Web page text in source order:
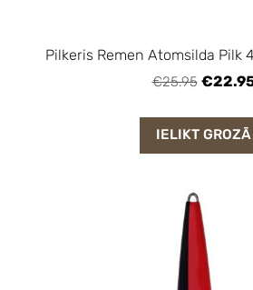
Pilkeris Remen Atomsilda Pilk
€25.95
IELIKT GROZĀ